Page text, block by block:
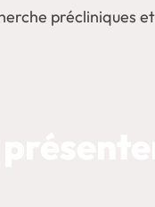
précliniques